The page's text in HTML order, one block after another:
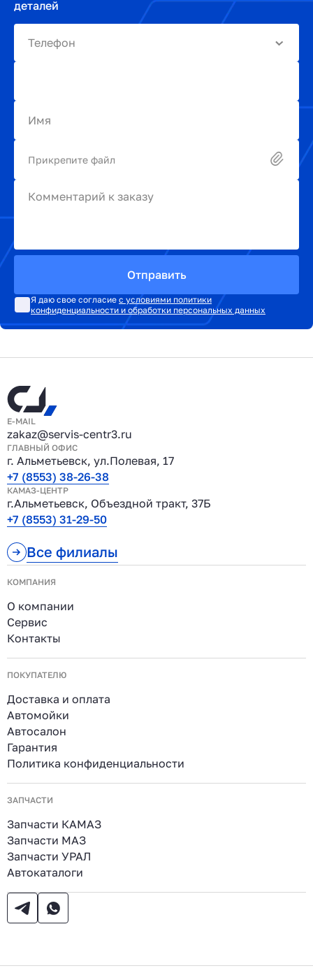
деталей
Телефон
Имя
Прикрепите файл
Комментарий к заказу
Отправить
Я даю свое согласие с условиями политики
конфиденциальности и обработки персональных данных
E-MAIL
zakaz@servis-centr3.ru
ГЛАВНЫЙ ОФИС
г. Альметьевск, ул.Полевая, 17
+7 (8553) 38-26-38
КАМАЗ-ЦЕНТР
г.Альметьевск, Объездной тракт, 37Б
+7 (8553) 31-29-50
Все филиалы
КОМПАНИЯ
О компании
Сервис
Контакты
ПОКУПАТЕЛЮ
Доставка и оплата
Автомойки
Автосалон
Гарантия
Политика конфиденциальности
ЗАПЧАСТИ
Запчасти КАМАЗ
Запчасти МАЗ
Запчасти УРАЛ
Автокаталоги